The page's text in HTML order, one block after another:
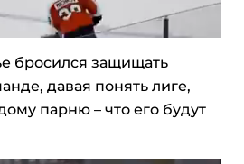
бросился защищать
давая понять лиге,
парню – что его будут